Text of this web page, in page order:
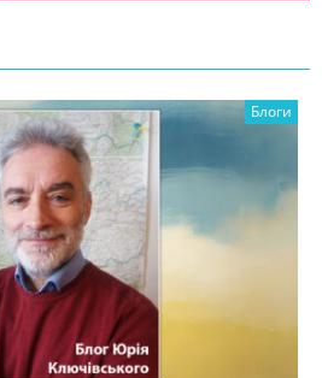
Блоги